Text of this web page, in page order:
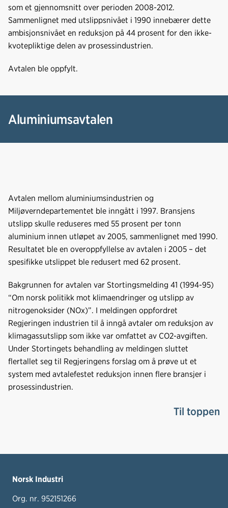
som et gjennomsnitt over perioden 2008-2012.
Sammenlignet med utslippsnivået i 1990 innebærer dette
ambisjonsnivået en reduksjon på 44 prosent for den ikke-
kvotepliktige delen av prosessindustrien.
Avtalen ble oppfylt.
Aluminiumsavtalen
Avtalen mellom aluminiumsindustrien og
Miljøverndepartementet ble inngått i 1997. Bransjens
utslipp skulle reduseres med 55 prosent per tonn
aluminium innen utløpet av 2005, sammenlignet med 1990.
Resultatet ble en overoppfyllelse av avtalen i 2005 – det
spesifikke utslippet ble redusert med 62 prosent.
Bakgrunnen for avtalen var Stortingsmelding 41 (1994-95)
“Om norsk politikk mot klimaendringer og utslipp av
nitrogenoksider (NOx)”. I meldingen oppfordret
Regjeringen industrien til å inngå avtaler om reduksjon av
klimagassutslipp som ikke var omfattet av CO2-avgiften.
Under Stortingets behandling av meldingen sluttet
flertallet seg til Regjeringens forslag om å prøve ut et
system med avtalefestet reduksjon innen flere bransjer i
prosessindustrien.
Til toppen
Norsk Industri
Org. nr. 952151266